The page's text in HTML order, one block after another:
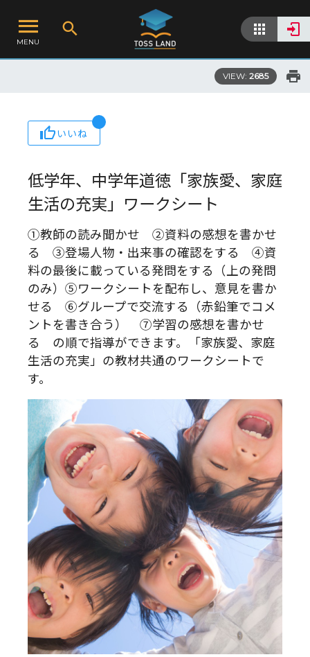
MENU
VIEW: 2685
いいね
低学年、中学年道徳「家族愛、家庭
生活の充実」ワークシート
①教師の読み聞かせ ②資料の感想を書かせ
る ③登場人物・出来事の確認をする ④資
料の最後に載っている発問をする（上の発問
のみ）⑤ワークシートを配布し、意見を書か
せる ⑥グループで交流する（赤鉛筆でコメ
ントを書き合う） ⑦学習の感想を書かせ
る の順で指導ができます。「家族愛、家庭
生活の充実」の教材共通のワークシートで
す。